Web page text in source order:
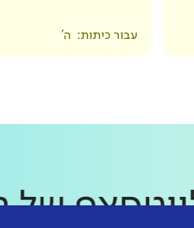
עבור כיתות: ה'
לווטסאפ